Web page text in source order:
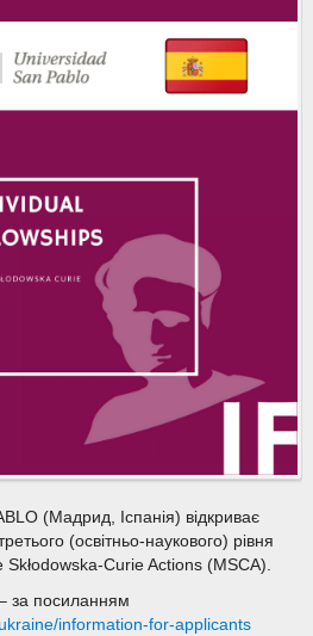
(Мадрид, Іспанія) відкриває
(освітньо-наукового) рівня
Skłodowska-Curie Actions (MSCA).
за посиланням
information-for-applicants